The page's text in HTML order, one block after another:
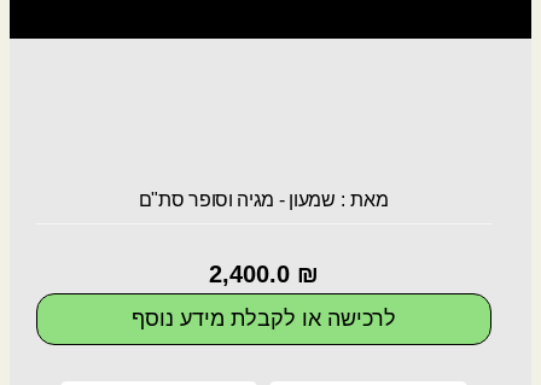
מאת : שמעון - מגיה וסופר סת"ם
2,400.0 ₪
לרכישה או לקבלת מידע נוסף